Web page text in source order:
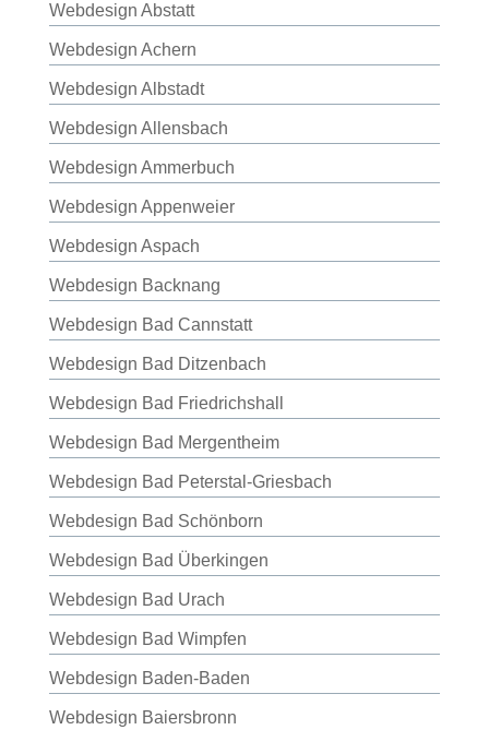
Webdesign Abstatt
Webdesign Achern
Webdesign Albstadt
Webdesign Allensbach
Webdesign Ammerbuch
Webdesign Appenweier
Webdesign Aspach
Webdesign Backnang
Webdesign Bad Cannstatt
Webdesign Bad Ditzenbach
Webdesign Bad Friedrichshall
Webdesign Bad Mergentheim
Webdesign Bad Peterstal-Griesbach
Webdesign Bad Schönborn
Webdesign Bad Überkingen
Webdesign Bad Urach
Webdesign Bad Wimpfen
Webdesign Baden-Baden
Webdesign Baiersbronn